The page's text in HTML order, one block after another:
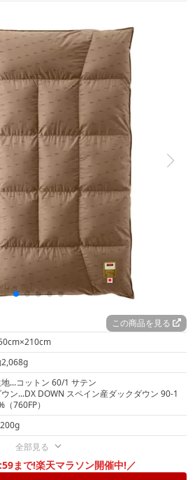
この商品を見る
...コットン 60/1 サテン
ウン...DX DOWN スペイン産ダックダウン 90-1
（760FP）
全部見る
まで!楽天マラソン開催中!／